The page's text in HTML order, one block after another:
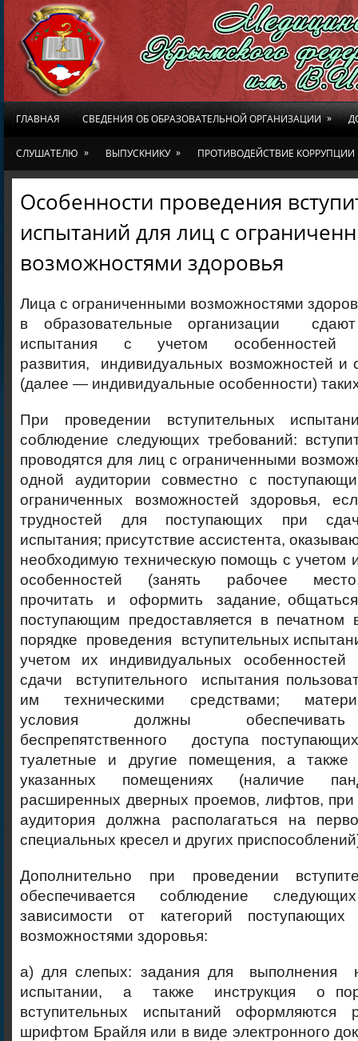
ГЛАВНАЯ СВЕДЕНИЯ ОБ ОБРАЗОВАТЕЛЬНОЙ ОРГАНИЗАЦИИ »
СЛУШАТЕЛЮ » ВЫПУСКНИКУ » ПРОТИВОДЕЙСТВИЕ КОРРУПЦИИ
Особенности проведения
испытаний для лиц с
возможностями здоровья
Лица с ограниченными возможностями
в образовательные организации
испытания с учетом особенностей
развития, индивидуальных возможностей и
(далее — индивидуальные особенности)
При проведении вступительных
соблюдение следующих требований:
проводятся для лиц с ограниченными
одной аудитории совместно с
ограниченных возможностей здоровья,
трудностей для поступающих при
испытания; присутствие ассистента,
необходимую техническую помощь с учетом
особенностей (занять рабочее
прочитать и оформить задание, общаться
поступающим предоставляется в печатном
порядке проведения вступительных
учетом их индивидуальных
сдачи вступительного испытания
им техническими средствами;
условия должны
беспрепятственного доступа
туалетные и другие помещения, а
указанных помещениях (наличие
расширенных дверных проемов, лифтов, при
аудитория должна располагаться на
специальных кресел и других
Дополнительно при проведении
обеспечивается соблюдение
зависимости от категорий
возможностями здоровья:
а) для слепых: задания для выполнения
испытании, а также инструкция о
вступительных испытаний оформляются
шрифтом Брайля или в виде электронного